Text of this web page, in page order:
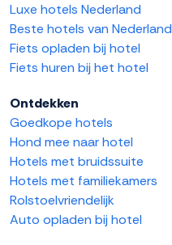
Luxe hotels Nederland
Beste hotels van Nederland
Fiets opladen bij hotel
Fiets huren bij het hotel
Ontdekken
Goedkope hotels
Hond mee naar hotel
Hotels met bruidssuite
Hotels met familiekamers
Rolstoelvriendelijk
Auto opladen bij hotel